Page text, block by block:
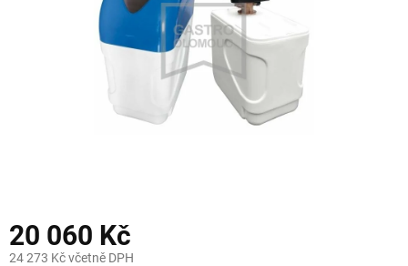
20 060 Kč
24 273 Kč včetně DPH